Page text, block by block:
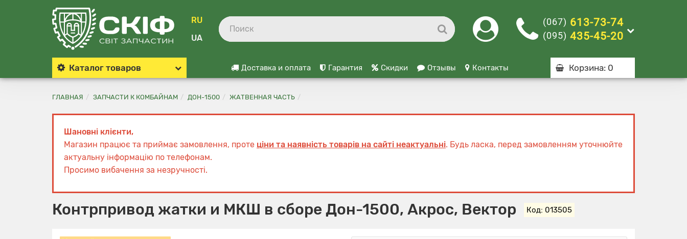
RU
UA
(067) 613-73-74
(095) 435-45-20
Каталог товаров Доставка и оплата Гарантия Скидки Отзывы Контакты Корзина: 0
ГЛАВНАЯ ЗАПЧАСТИ К КОМБАЙНАМ ДОН-1500 ЖАТВЕННАЯ ЧАСТЬ
Шановні клієнти,
Магазин працює та приймає замовлення, проте ціни та наявність товарів на сайті неактуальні. Будь ласка, перед замовленням уточнюйте
актуальну інформацію по телефонам.
Просимо вибачення за незручності.
Контрпривод жатки и МКШ в сборе Дон-1500, Акрос, Вектор Код: 013505